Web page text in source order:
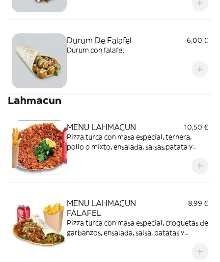
Durum De Falafel
6,00 €
Durum con falafel
Lahmacun
MENU LAHMACUN
10,50 €
Pizza turca con masa especial, ternera,
pollo o mixto, ensalada, salsas,patata y
MENU LAHMACUN
FALAFEL
8,99 €
Pizza turca con masa especial, croquetas de
garbanzos, ensalada, salsa, patatas y